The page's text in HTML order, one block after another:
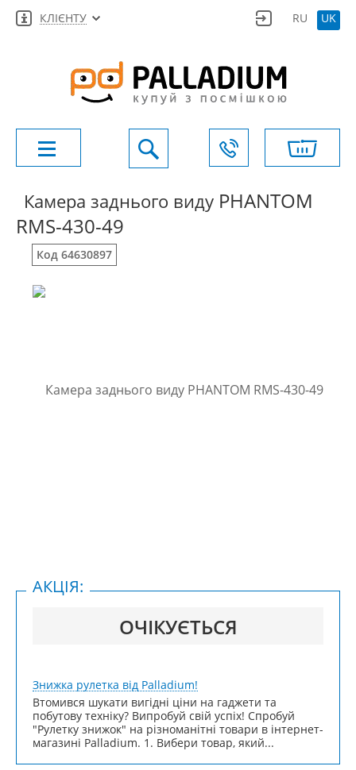
КЛІЄНТУ RU UK
Камера заднього виду PHANTOM
RMS-430-49
Код 64630897
ОЧІКУЄТЬСЯ
АКЦІЯ:
Знижка рулетка від Palladium!
Втомився шукати вигідні ціни на гаджети та
побутову техніку? Випробуй свій успіх! Спробуй
"Рулетку знижок" на різноманітні товари в інтернет-
магазині Palladium. 1. Вибери товар, який...